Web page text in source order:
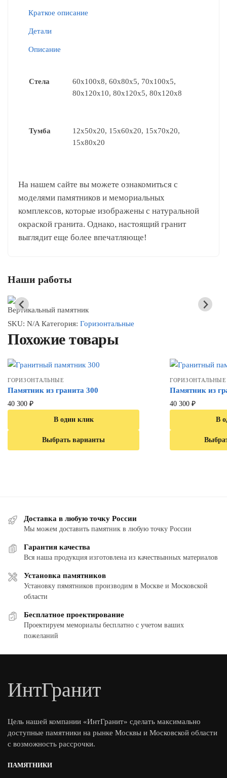
Краткое описание
Детали
Описание
Стела
60x100x8, 60x80x5, 70x100x5,
80x120x10, 80x120x5, 80x120x8
Тумба
12x50x20, 15x60x20, 15x70x20,
15x80x20
На нашем сайте вы можете ознакомиться с
моделями памятников и мемориальных
комплексов, которые изображены с натуральной
окраской гранита. Однако, настоящий гранит
выглядит еще более впечатляюще!
Наши работы
Вертикальный памятник
SKU: N/A Категория: Горизонтальные
Похожие товары
ГОРИЗОНТАЛЬНЫЕ
Памятник из гранита 300
40 300 ₽
В один клик
Выбрать варианты
ГОРИЗОНТАЛЬНЫЕ
Памятник из
40 300 ₽
В
Доставка в любую точку России
Мы можем доставить памятник в любую точку России
Гарантия качества
Вся наша продукция изготовлена из качествынных материалов
Установка памятников
Установку пямятников производим в Москве и Московской
области
Бесплатное проектирование
Проектируем мемориалы бесплатно с учетом ваших
пожеланий
ИнтГранит
Цель нашей компании «ИнтГранит» сделать максимально
доступные памятники на рынке Москвы и Московской области
с возможность рассрочки.
ПАМЯТНИКИ